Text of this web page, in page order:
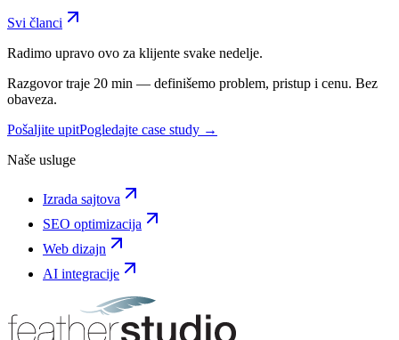
Svi članci
Radimo upravo ovo za klijente svake nedelje.
Razgovor traje 20 min — definišemo problem, pristup i cenu. Bez
obaveza.
Pošaljite upitPogledajte case study →
Naše usluge
Izrada sajtova
SEO optimizacija
Web dizajn
AI integracije